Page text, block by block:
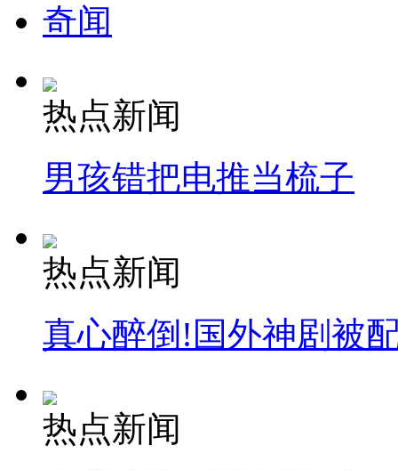
奇闻
热点新闻
男孩错把电推当梳子
热点新闻
真心醉倒!国外神剧被
热点新闻